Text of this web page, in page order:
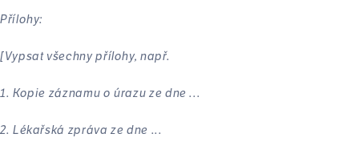
Přílohy:
[Vypsat všechny přílohy, např.
1. Kopie záznamu o úrazu ze dne ...
2. Lékařská zpráva ze dne ...